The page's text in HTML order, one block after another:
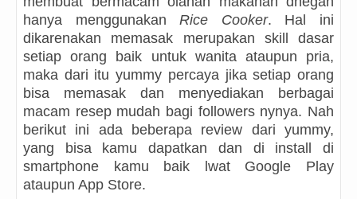
hanya menggunakanRice Cooker. Hal ini
dikarenakan memasak merupakan skill dasar
setiap orang baik untuk wanita ataupun pria,
maka dari itu yummy percaya jika setiap orang
bisa memasak dan menyediakan berbagai
macam resep mudah bagi followers nynya. Nah
berikut ini ada beberapa review dari yummy,
yang bisa kamu dapatkan dan di install di
smartphone kamu baik lwat Google Play
ataupun App Store.